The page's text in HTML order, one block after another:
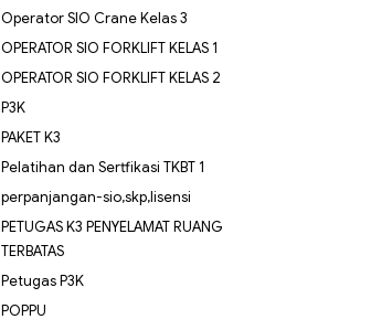
Operator SIO Crane Kelas 3
OPERATOR SIO FORKLIFT KELAS 1
OPERATOR SIO FORKLIFT KELAS 2
P3K
PAKET K3
Pelatihan dan Sertfikasi TKBT 1
perpanjangan-sio,skp,lisensi
PETUGAS K3 PENYELAMAT RUANG
TERBATAS
Petugas P3K
POPPU